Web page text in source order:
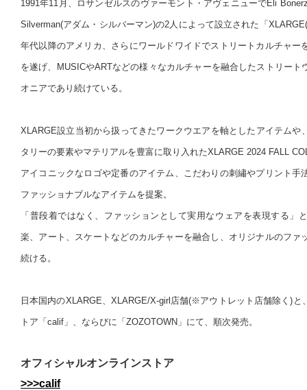
1991年11月、ロサンゼルスのヴァーモント・アヴェニューでEli
Silverman(アダム・シルバーマン)の2人によって設立された「
年代以降のアメリカ、さらにワールドワイドでストリートカルチャー
を遂げ、MUSICやARTなどの様々なカルチャーを融合したストリート
オニアであり続けている。
XLARGE設立当初から扱ってきたワークウエアを軸としたアイテムや
タリーの要素やマテリアルを豊富に取り入れたXLARGE 2024 FALL
アイコニックなロゴや定番のアイテム、こだわりの刺繡やプリント手
ファッショナブルなアイテムを提案。
「普段着ではなく、ファッションとして実用なウェアを表現する」
楽、アート、スケートなどのカルチャーを融合し、オリジナルのファ
続ける。
日本国内のXLARGE、XLARGE/X-girl店舗(※アウトレット店舗除く)と
トア「calif」、ならびに「ZOZOTOWN」にて、順次発売。
オフィシャルオンラインストア
>>>calif